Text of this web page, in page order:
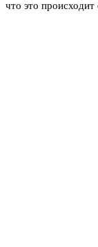
что это